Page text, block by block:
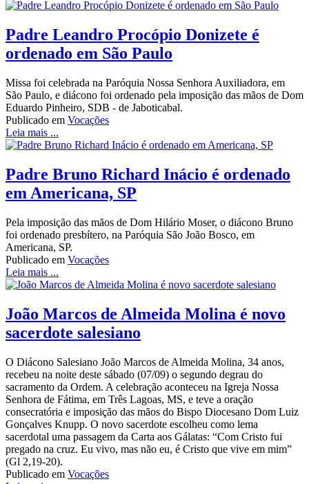
Padre Leandro Procópio Donizete é
ordenado em São Paulo
Missa foi celebrada na Paróquia Nossa Senhora Auxiliadora, em
São Paulo, e diácono foi ordenado pela imposição das mãos de Dom
Eduardo Pinheiro, SDB - de Jaboticabal.
Publicado em Vocações
Leia mais ...
Padre Bruno Richard Inácio é ordenado
em Americana, SP
Pela imposição das mãos de Dom Hilário Moser, o diácono Bruno
foi ordenado presbítero, na Paróquia São João Bosco, em
Americana, SP.
Publicado em Vocações
Leia mais ...
João Marcos de Almeida Molina é novo
sacerdote salesiano
O Diácono Salesiano João Marcos de Almeida Molina, 34 anos,
recebeu na noite deste sábado (07/09) o segundo degrau do
sacramento da Ordem. A celebração aconteceu na Igreja Nossa
Senhora de Fátima, em Três Lagoas, MS, e teve a oração
consecratória e imposição das mãos do Bispo Diocesano Dom Luiz
Gonçalves Knupp. O novo sacerdote escolheu como lema
sacerdotal uma passagem da Carta aos Gálatas: “Com Cristo fui
pregado na cruz. Eu vivo, mas não eu, é Cristo que vive em mim”
(Gl 2,19-20).
Publicado em Vocações